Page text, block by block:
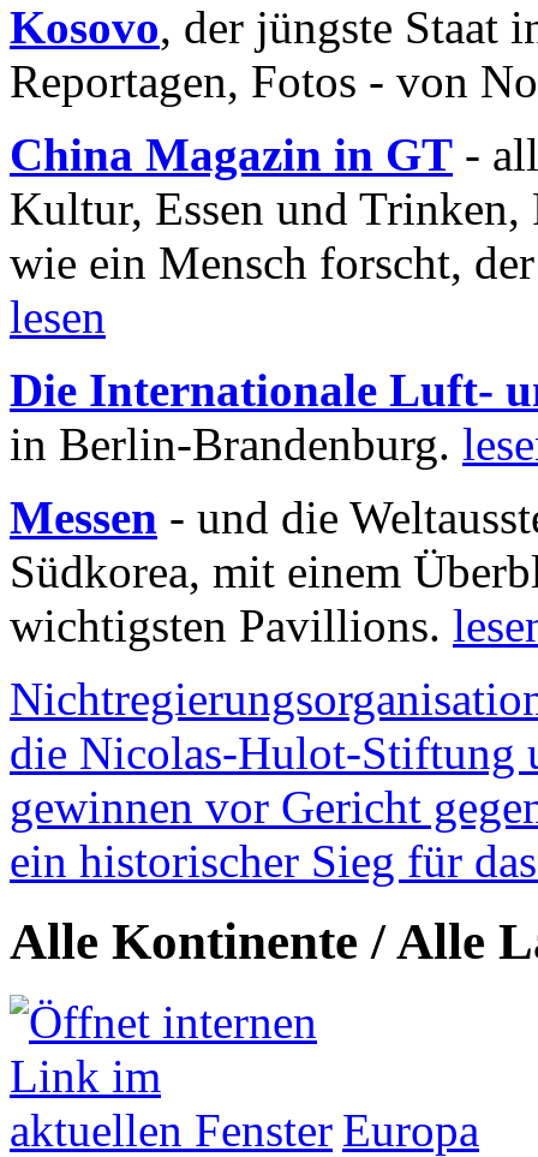
Kosovo, der jüngste Staat
Reportagen, Fotos - von
China Magazin in GT -
Kultur, Essen und
wie ein Mensch forscht,
lesen
Die Internationale Luft-
in Berlin-Brandenburg.
Messen - und die
Südkorea, mit einem
wichtigsten Pavillions.
die Nicolas-Hulot-Stiftung
gewinnen vor Gericht
ein historischer Sieg für
Alle Kontinente / Alle
Europa